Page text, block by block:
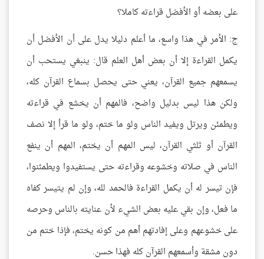
على بعضه أو الأفضل قراءته كاملا؟
ج: الأمر في هذا واسع، ما أعلم دليلا يدل على أن الأفضل أن
يكمل القراءة إلا أن بعض أهل العلم قال: ينبغي يستحب أن
يسمعهم جميع القرآن، يعني حتى يحصل بسماع القرآن كله،
ولكن هذا ليس بدليل واضح، فالمهم أن يخشع في قراءته
ويطمئن ويرتل ويفيد الناس ولو ما ختم، ولو ما قرأ إلا نصف
القرآن أو ثلثي القرآن، ليس المهم أن يختم، المهم أن ينفع
الناس في صلاته وخشوعه وقراءته حتى يستفيدوا ويطمئنوا،
فإن تيسر له أن يكمل القراءة فالحمد لله، وإن لم يتيسر كفاه
ما فعل، وإن بقي عليه بعض الشيء لأن عنايته بالناس وحرصه
على خشوعهم وعلى إفادتهم أهم من كونه يختم، فإذا ختم من
دون مشقة وأسمعهم القرآن كله فهذا حسن.